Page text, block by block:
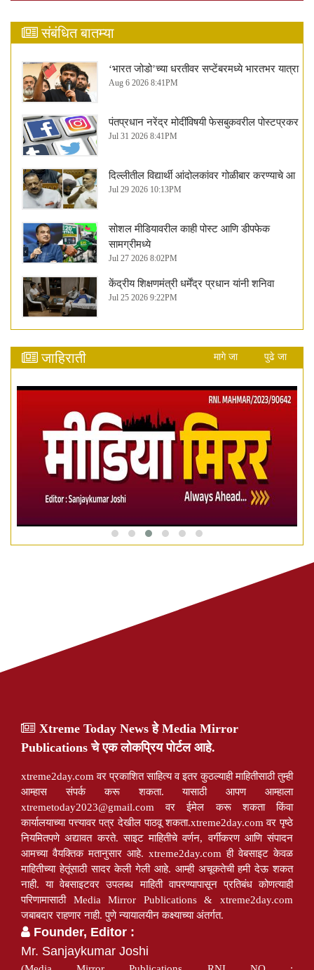
संबंधित बातम्या
‘भारत जोडो’च्या धरतीवर सप्टेंबरमध्ये भारतभर यात्रा
Aug 6 2026 8:41PM
पंतप्रधान नरेंद्र मोदींविषयी फेसबुकवरील पोस्टप्रकर
Jul 31 2026 8:41PM
दिल्लीतील विद्यार्थी आंदोलकांवर गोळीबार करण्याचे आ
Jul 29 2026 10:13PM
सोशल मीडियावरील काही पोस्ट आणि डीपफेक
सामग्रीमध्ये
Jul 27 2026 8:02PM
केंद्रीय शिक्षणमंत्री धर्मेंद्र प्रधान यांनी शनिवा
Jul 25 2026 9:22PM
जाहिराती मागे जा पुढे जा
Xtreme Today News हे Media Mirror
Publications चे एक लोकप्रिय पोर्टल आहे.
xtreme2day.com वर प्रकाशित साहित्य व इतर कुठल्याही माहितीसाठी तुम्ही
आम्हास संपर्क करू शकता. यासाठी आपण आम्हाला
xtremetoday2023@gmail.com वर ईमेल करू शकता किंवा
कार्यालयाच्या पत्त्यावर पत्र देखील पाठवू शकता.xtreme2day.com वर पृष्ठे
नियमितपणे अद्यावत करते. साइट माहितीचे वर्णन, वर्गीकरण आणि संपादन
आमच्या वैयक्तिक मतानुसार आहे. xtreme2day.com ही वेबसाइट केवळ
माहितीच्या हेतूंसाठी सादर केली गेली आहे. आम्ही अचूकतेची हमी देऊ शकत
नाही. या वेबसाइटवर उपलब्ध माहिती वापरण्यापासून प्रतिबंध कोणत्याही
परिणामासाठी Media Mirror Publications & xtreme2day.com
जबाबदार राहणार नाही. पुणे न्यायालयीन कक्ष्याच्या अंतर्गत.
Founder, Editor :
Mr. Sanjaykumar Joshi